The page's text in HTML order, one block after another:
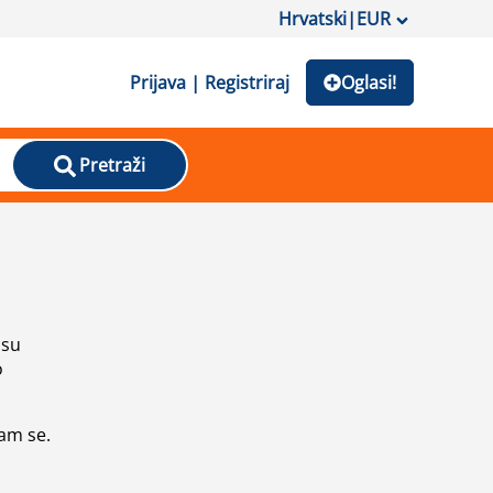
Hrvatski|EUR
Prijava | Registriraj Oglasi!
Pretraži
se.